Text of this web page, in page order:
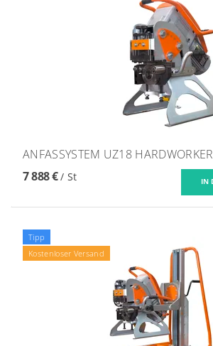
ANFASSYSTEM UZ18 HARDWORKER
7 888 €/ St
Tipp
Kostenloser Versand